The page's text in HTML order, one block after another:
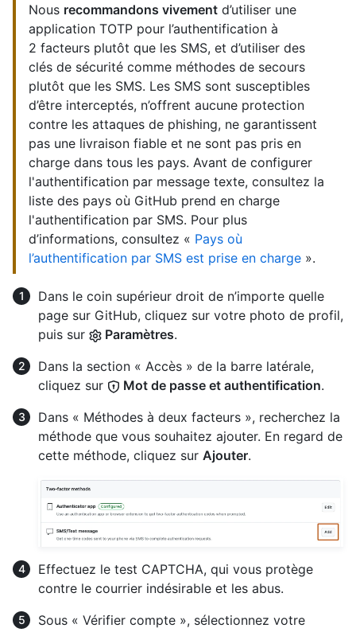
Nous recommandons vivement d’utiliser une
application TOTP pour l’authentification à
2 facteurs plutôt que les SMS, et d’utiliser des
clés de sécurité comme méthodes de secours
plutôt que les SMS. Les SMS sont susceptibles
d’être interceptés, n’offrent aucune protection
contre les attaques de phishing, ne garantissent
pas une livraison fiable et ne sont pas pris en
charge dans tous les pays. Avant de configurer
l'authentification par message texte, consultez la
liste des pays où GitHub prend en charge
l'authentification par SMS. Pour plus
d’informations, consultez « Pays où
l’authentification par SMS est prise en charge ».
Dans le coin supérieur droit de n’importe quelle
page sur GitHub, cliquez sur votre photo de profil,
puis sur
Paramètres.
Dans la section « Accès » de la barre latérale,
cliquez sur
Mot de passe et authentification.
Dans « Méthodes à deux facteurs », recherchez la
méthode que vous souhaitez ajouter. En regard de
cette méthode, cliquez sur Ajouter.
Effectuez le test CAPTCHA, qui vous protège
contre le courrier indésirable et les abus.
Sous « Vérifier compte », sélectionnez votre